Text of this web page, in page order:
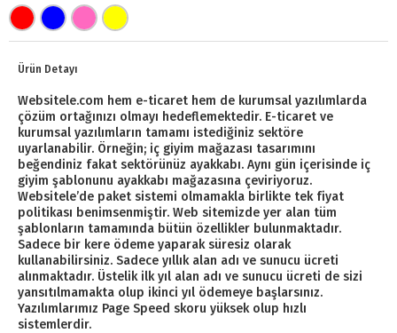
Ürün Detayı
Websitele.com hem e-ticaret hem de kurumsal yazılımlarda
çözüm ortağınızı olmayı hedeflemektedir. E-ticaret ve
kurumsal yazılımların tamamı istediğiniz sektöre
uyarlanabilir. Örneğin; iç giyim mağazası tasarımını
beğendiniz fakat sektörünüz ayakkabı. Aynı gün içerisinde iç
giyim şablonunu ayakkabı mağazasına çeviriyoruz.
Websitele’de paket sistemi olmamakla birlikte tek fiyat
politikası benimsenmiştir. Web sitemizde yer alan tüm
şablonların tamamında bütün özellikler bulunmaktadır.
Sadece bir kere ödeme yaparak süresiz olarak
kullanabilirsiniz. Sadece yıllık alan adı ve sunucu ücreti
alınmaktadır. Üstelik ilk yıl alan adı ve sunucu ücreti de sizi
yansıtılmamakta olup ikinci yıl ödemeye başlarsınız.
Yazılımlarımız Page Speed skoru yüksek olup hızlı
sistemlerdir.